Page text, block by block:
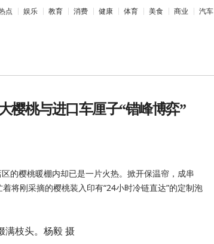
点 娱乐 教育 消费 健康 体育 美食 商业 汽车
樱桃与进口车厘子“错峰博弈”
的樱桃暖棚内却已是一片火热。掀开保温帘，成串
将刚采摘的樱桃装入印有“24小时冷链直达”的定制泡
满枝头。杨毅 摄